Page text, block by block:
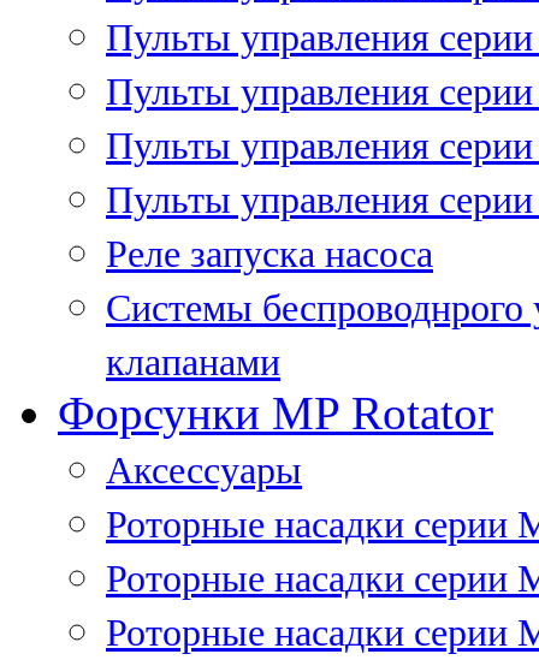
Пульты управления
Пульты управления
Пульты управления
Пульты управления
Реле запуска насоса
Системы
клапанами
Форсунки MP Rotator
Аксессуары
Роторные насадки серии
Роторные насадки серии
Роторные насадки серии